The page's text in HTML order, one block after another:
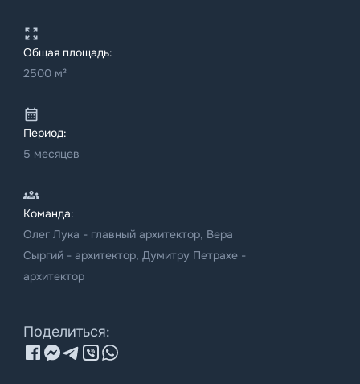
Общая площадь:
2500 м²
Период:
5 месяцев
Команда:
Олег Лука - главный архитектор, Вера
Сыргий - архитектор, Думитру Петрахе -
архитектор
Поделиться: